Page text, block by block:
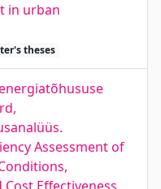
in urban
theses
Assessment of